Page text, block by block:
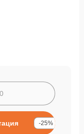
-25%